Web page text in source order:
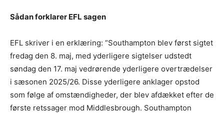
Sådan forklarer EFL sagen
EFL skriver i en erklæring: “Southampton blev først sigtet
fredag den 8. maj, med yderligere sigtelser udstedt
søndag den 17. maj vedrørende yderligere overtrædelser
i sæsonen 2025/26. Disse yderligere anklager opstod
som følge af omstændigheder, der blev afdækket efter de
første retssager mod Middlesbrough. Southampton